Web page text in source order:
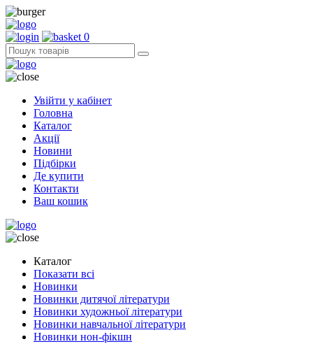
0
Увійти у кабінет
Головна
Каталог
Акції
Новини
Підбірки
Де купити
Контакти
Ваш кошик
Каталог
Показати всі
Новинки
Новинки дитячої літератури
Новинки художньої літератури
Новинки навчальної літератури
Новинки нон-фікшн